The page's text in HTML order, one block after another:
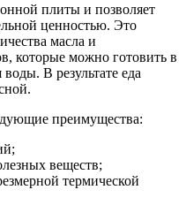
плиты и позволяет
ценностью. Это
масла и
которые можно готовить в
В результате еда
преимущества:
веществ;
термической